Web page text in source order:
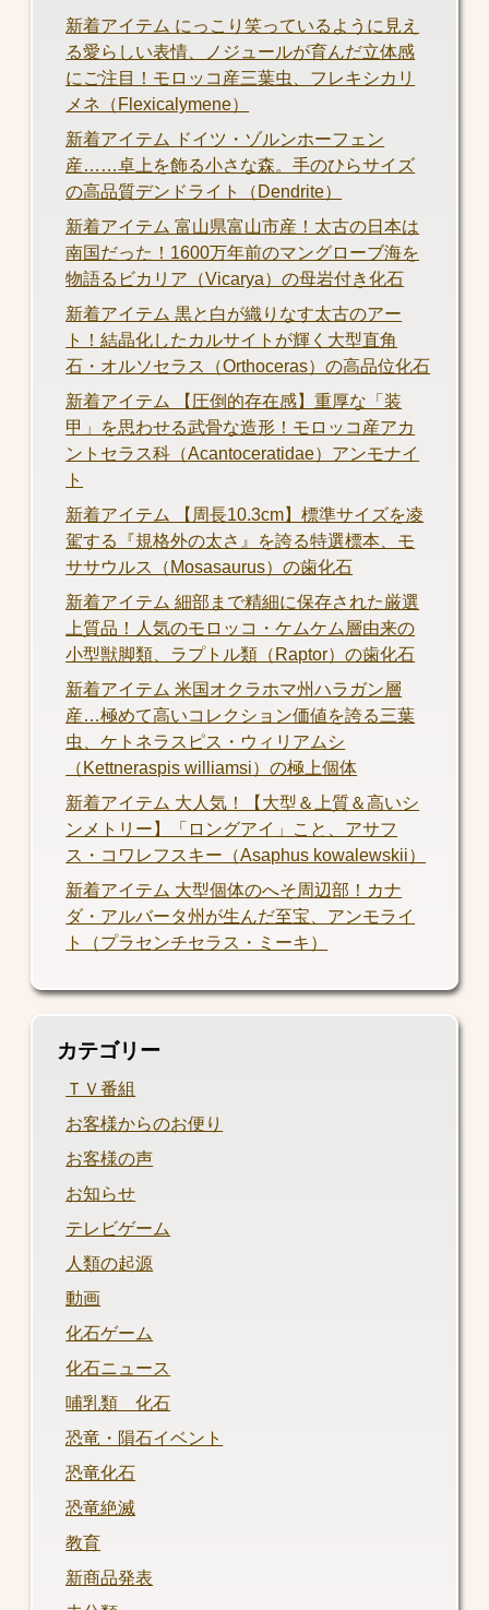
新着アイテム にっこり笑っているように見え
る愛らしい表情、ノジュールが育んだ立体感
にご注目！モロッコ産三葉虫、フレキシカリ
メネ（Flexicalymene）
新着アイテム ドイツ・ゾルンホーフェン
産……卓上を飾る小さな森。手のひらサイズ
の高品質デンドライト（Dendrite）
新着アイテム 富山県富山市産！太古の日本は
南国だった！1600万年前のマングローブ海を
物語るビカリア（Vicarya）の母岩付き化石
新着アイテム 黒と白が織りなす太古のアー
ト！結晶化したカルサイトが輝く大型直角
石・オルソセラス（Orthoceras）の高品位化石
新着アイテム 【圧倒的存在感】重厚な「装
甲」を思わせる武骨な造形！モロッコ産アカ
ントセラス科（Acantoceratidae）アンモナイ
ト
新着アイテム 【周長10.3cm】標準サイズを凌
駕する『規格外の太さ』を誇る特選標本、モ
ササウルス（Mosasaurus）の歯化石
新着アイテム 細部まで精細に保存された厳選
上質品！人気のモロッコ・ケムケム層由来の
小型獣脚類、ラプトル類（Raptor）の歯化石
新着アイテム 米国オクラホマ州ハラガン層
産…極めて高いコレクション価値を誇る三葉
虫、ケトネラスピス・ウィリアムシ
（Kettneraspis williamsi）の極上個体
新着アイテム 大人気！【大型＆上質＆高いシ
ンメトリー】「ロングアイ」こと、アサフ
ス・コワレフスキー（Asaphus kowalewskii）
新着アイテム 大型個体のへそ周辺部！カナ
ダ・アルバータ州が生んだ至宝、アンモライ
ト（プラセンチセラス・ミーキ）
カテゴリー
ＴＶ番組
お客様からのお便り
お客様の声
お知らせ
テレビゲーム
人類の起源
動画
化石ゲーム
化石ニュース
哺乳類 化石
恐竜・隕石イベント
恐竜化石
恐竜絶滅
教育
新商品発表